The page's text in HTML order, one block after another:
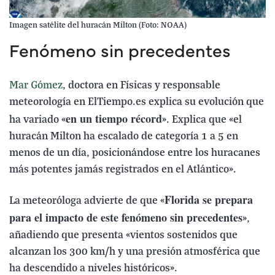
Imagen satélite del huracán Milton (Foto: NOAA)
Fenómeno sin precedentes
Mar Gómez, doctora en Físicas y responsable
meteorología en ElTiempo.es explica su evolución que
ha variado «en un tiempo récord». Explica que «el
huracán Milton ha escalado de categoría 1 a 5 en
menos de un día, posicionándose entre los huracanes
más potentes jamás registrados en el Atlántico».
La meteoróloga advierte de que «Florida se prepara
para el impacto de este fenómeno sin precedentes»,
añadiendo que presenta «vientos sostenidos que
alcanzan los 300 km/h y una presión atmosférica que
ha descendido a niveles históricos».